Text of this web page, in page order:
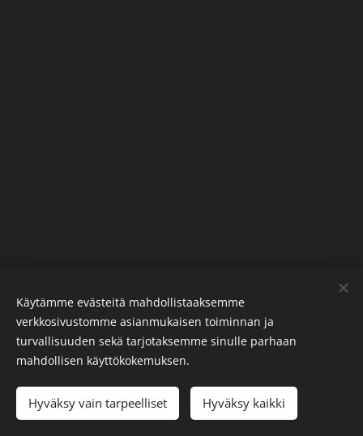
Pexelspalvelun toimittamat kuvat
Kielet
Suomi
Svenska
Käytämme evästeitä mahdollistaaksemme
verkkosivustomme asianmukaisen toiminnan ja
turvallisuuden sekä tarjotaksemme sinulle parhaan
mahdollisen käyttökokemuksen.
Hyväksy vain tarpeelliset Hyväksy kaikki